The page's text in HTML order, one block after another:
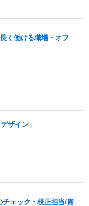
く働ける職場・オフ
ザイン」
ェック・校正担当/資